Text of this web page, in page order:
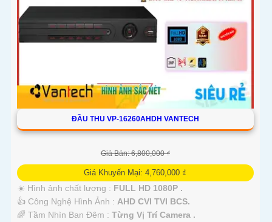
ĐẦU THU VP-16260AHDH VANTECH
Giá Bán: 6,800,000 ₫
Giá Khuyến Mại: 4,760,000 ₫
☀️ Hình ảnh chất lượng : FULL HD 1080P .
👍 Công Nghệ Hình Ảnh : AHD CVI TVI BCS.
🌈 Tầm Nhìn Ban Đêm : Từng Vị Trí Camera .